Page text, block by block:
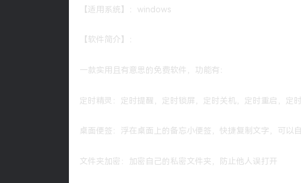
【适用系统】：windows
【软件简介】：
一款实用且有意思的免费软件，功能有：
定时精灵：定时提醒，定时锁屏，定时关机，定时重启，定
桌面便签：浮在桌面上的备忘小便签，快捷复制文字，可以
文件夹加密：加密自己的私密文件夹，防止他人误打开